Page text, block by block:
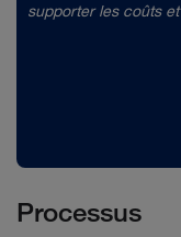
supporter les coûts
Processus